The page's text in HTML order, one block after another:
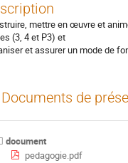
mettre en œuvre et
(3, 4 et P3) et
et assurer un mode de
Documents de
document
pedagogie.pdf